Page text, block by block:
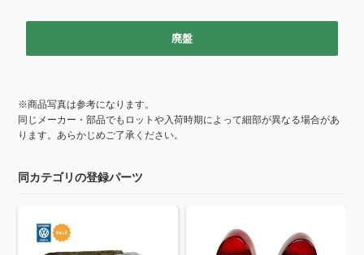
廃盤
※商品写真は参考になります。
同じメーカー・部品でもロットや入荷時期によって細部が異なる場合があ
ります。あらかじめご了承ください。
同カテゴリの登録パーツ